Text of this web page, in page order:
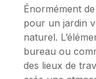
Énormément
pour un jardin
naturel.
bureau ou
des lieux de